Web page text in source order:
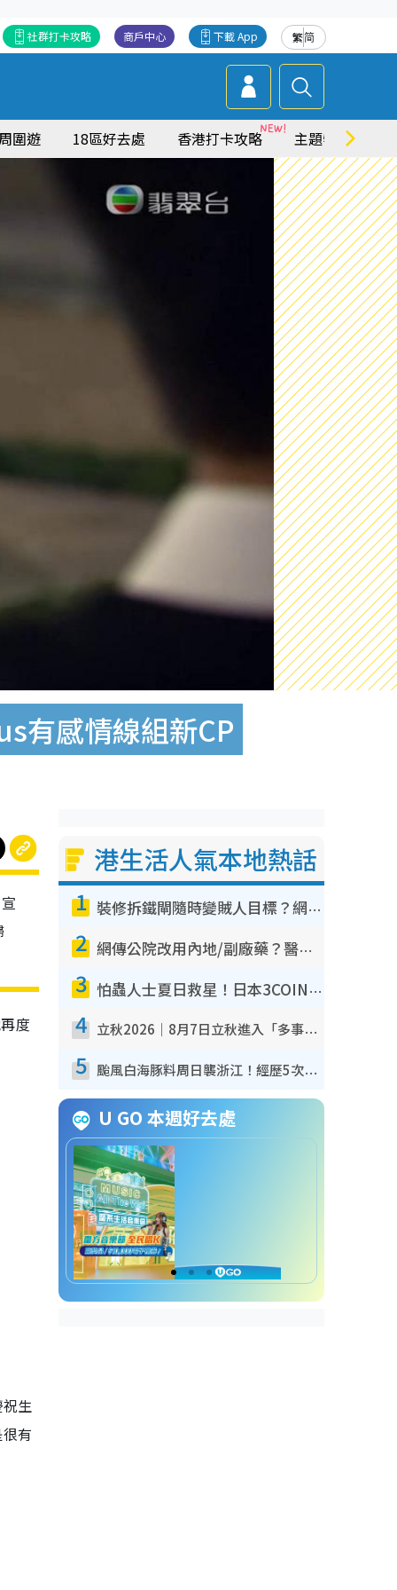
繁简
下載 App
商戶中心
社群打卡攻略
圍遊 18區好去處 香港打卡攻略 主題特集
有感情線組新CP
度
生
有
港生活人氣本地熱話
1 裝修拆鐵閘隨時變賊人目標？網民揭2大關鍵用途：裝新式等於白裝？附新舊鐵閘分別
2 網傳公院改用內地/副廠藥？醫生拆解正副廠分別 揭4類人換藥隨時出事
3 怕蟲人士夏日救星！日本3COINS爆紅驅蟲神器$45起 1招「全程免觸碰」輕鬆搞定小強
4 立秋2026｜8月7日立秋進入「多事之秋」 3件事唔做得！專家教6招開運 清枱頭／銀包納氣接好運
5 颱風白海豚料周日襲浙江！經歷5次「眼牆置換」極罕見 成登陸內地最長途颱風
U GO 本週好去處